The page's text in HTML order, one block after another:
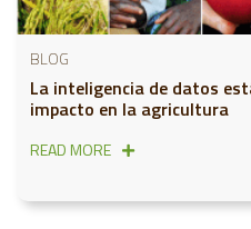
BLOG
La inteligencia de datos
impacto en la agricultura
READ MORE